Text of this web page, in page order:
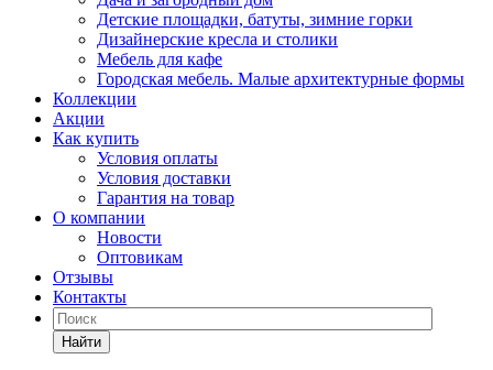
Детские площадки, батуты, зимние горки
Дизайнерские кресла и столики
Мебель для кафе
Городская мебель. Малые архитектурные формы
Коллекции
Акции
Как купить
Условия оплаты
Условия доставки
Гарантия на товар
О компании
Новости
Оптовикам
Отзывы
Контакты
Найти